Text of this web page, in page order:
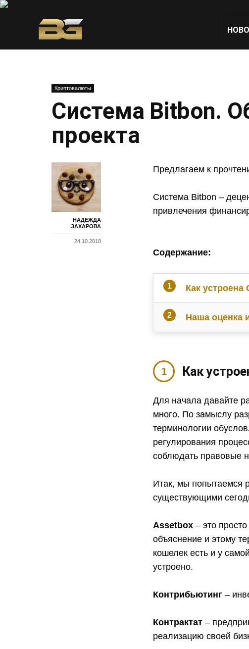
Криптовалюты
Система Bitbon.
проекта
НАДЕЖДА
ЗАХАРОВА
24.10.2018
Предлагаем к
Система Bitbon –
привлечения
Содержание:
Как
Наша оценка
Как
Для начала давайте
много. По замыслу
терминологии
регулирования
соблюдать правовые
Итак, мы попытаемся
существующими
Assetbox – это
объяснение и этому
кошелек есть и у
устроено.
Контрибьютинг –
Контрактат –
реализацию своей